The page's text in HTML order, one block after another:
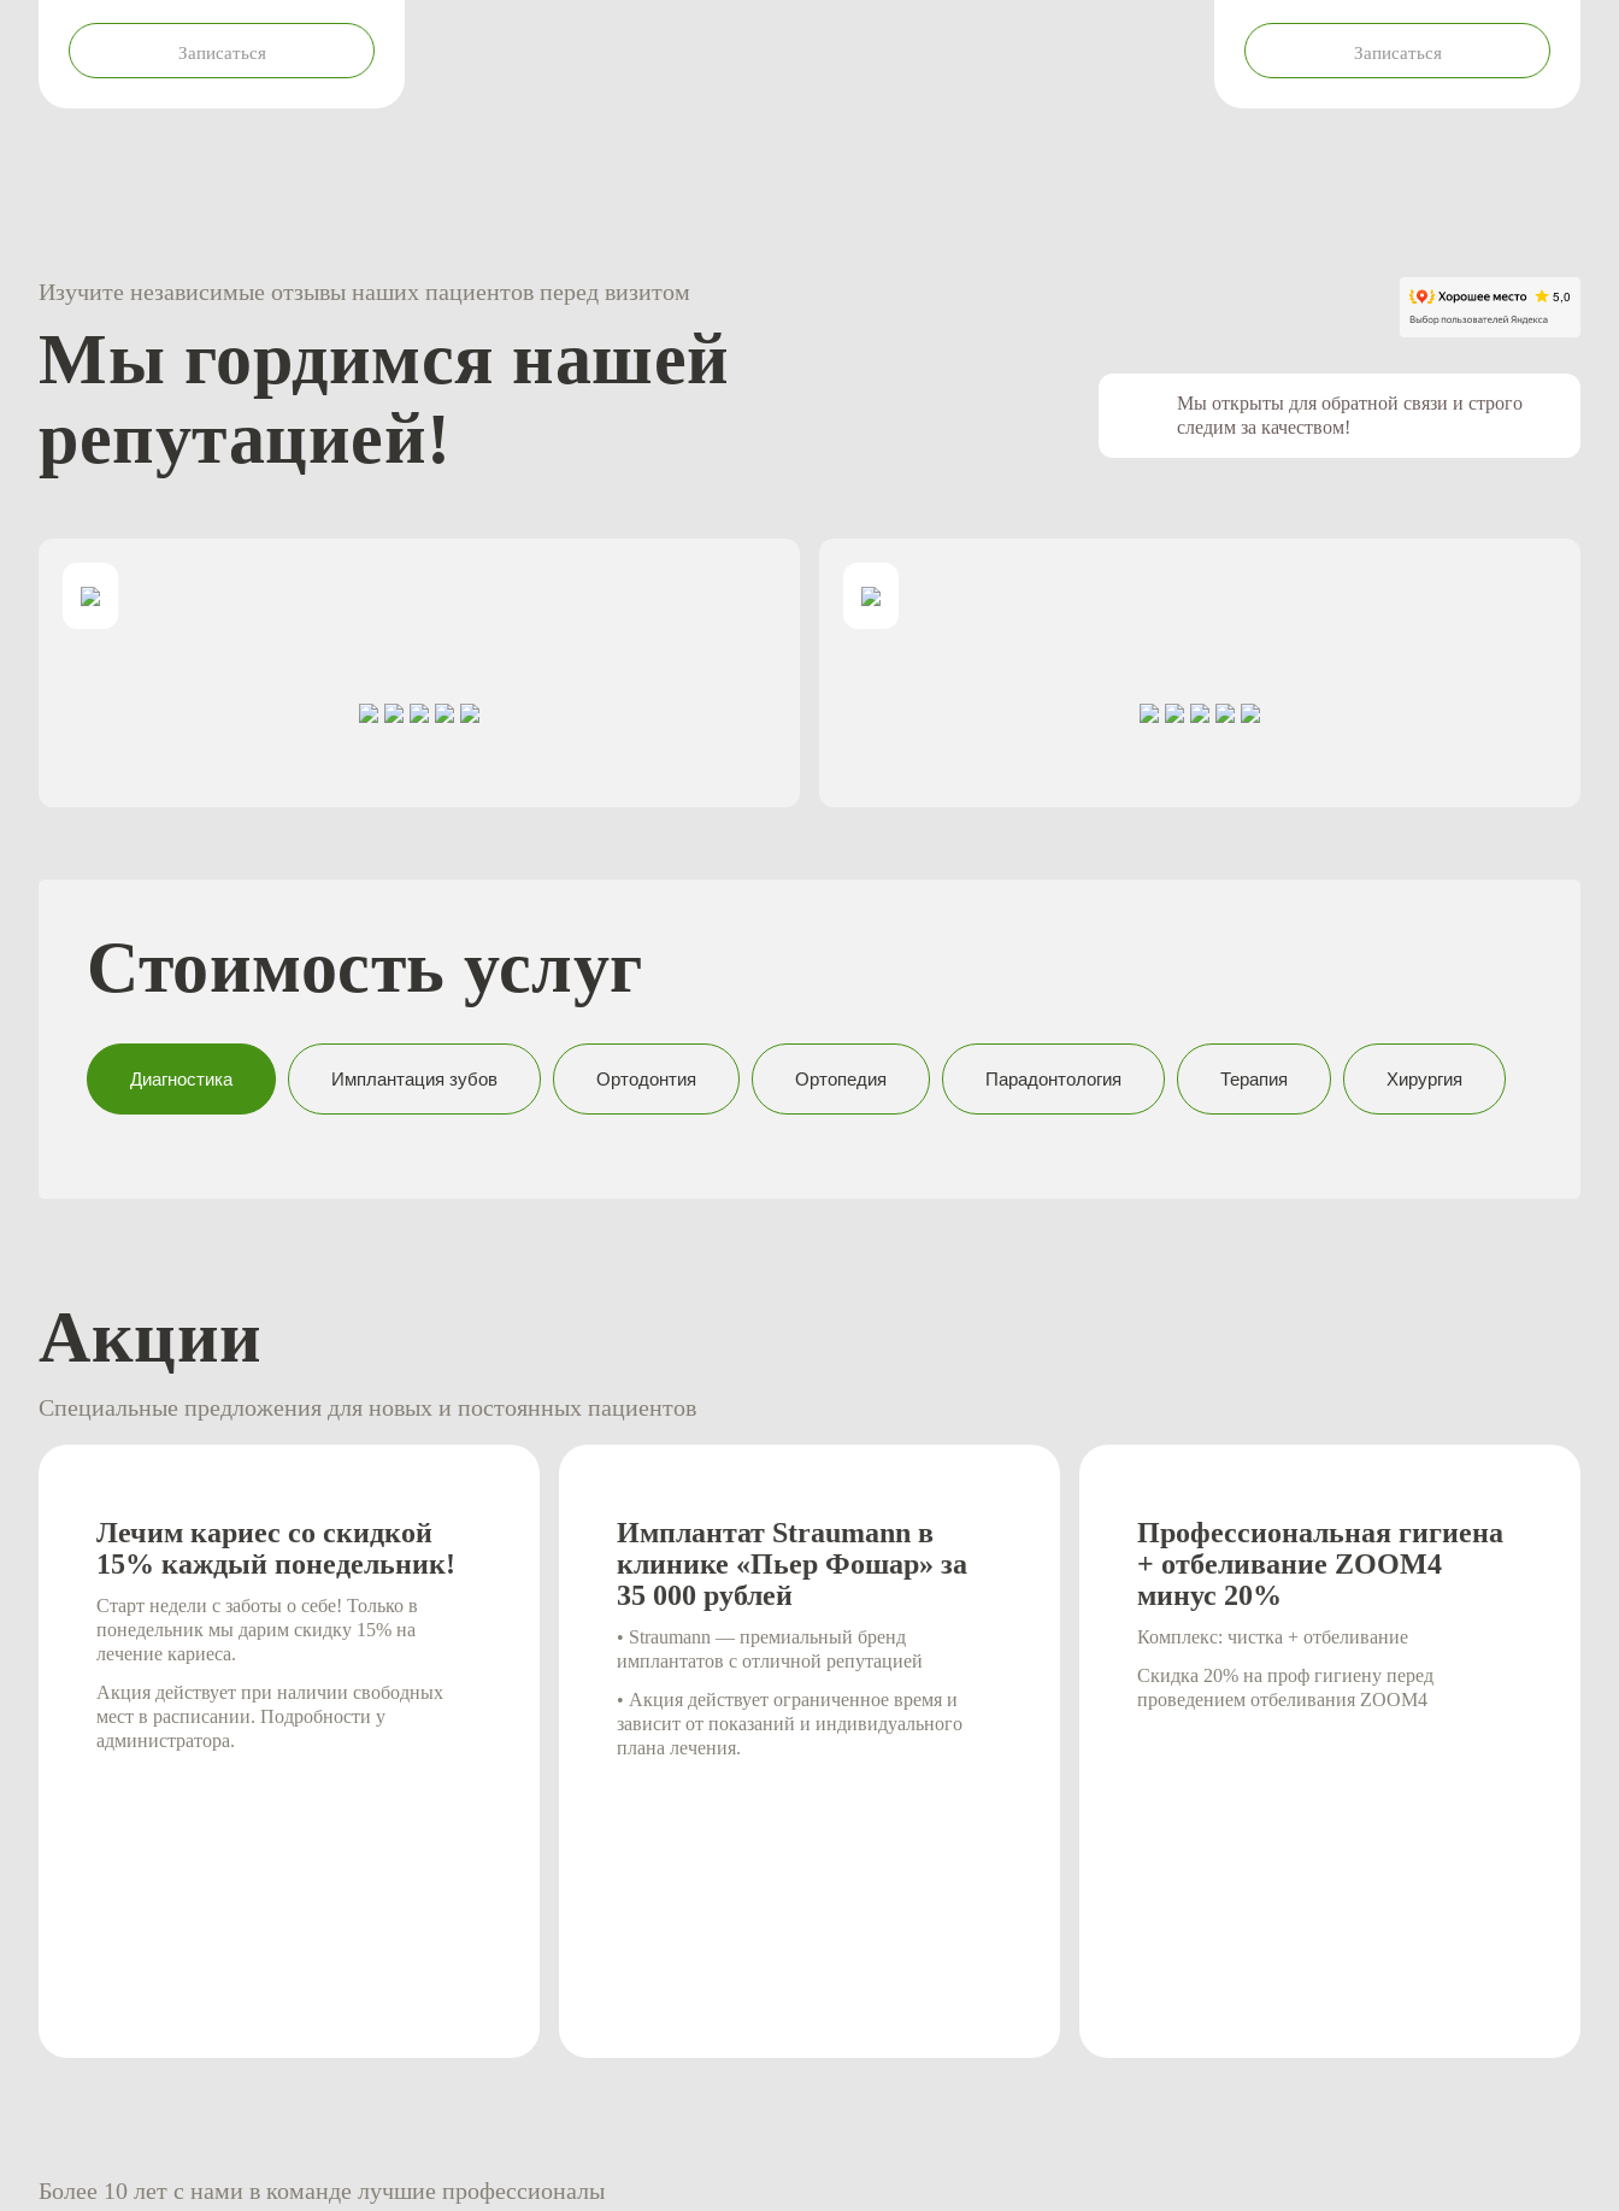
Записаться Записаться
Изучите независимые отзывы наших пациентов перед визитом
Мы гордимся нашей
репутацией!
Мы открыты для обратной связи и строго
следим за качеством!
Стоимость услуг
Диагностика Имплантация зубов Ортодонтия Ортопедия Парадонтология Терапия Хирургия
Акции
Специальные предложения для новых и постоянных пациентов
Лечим кариес со скидкой
15% каждый понедельник!
Старт недели с заботы о себе! Только в
понедельник мы дарим скидку 15% на
лечение кариеса.
Акция действует при наличии свободных
мест в расписании. Подробности у
администратора.
Имплантат Straumann в
клинике «Пьер Фошар» за
35 000 рублей
• Straumann — премиальный бренд
имплантатов с отличной репутацией
• Акция действует ограниченное время и
зависит от показаний и индивидуального
плана лечения.
Профессиональная гигиена
+ отбеливание ZOOM4
минус 20%
Комплекс: чистка + отбеливание
Скидка 20% на проф гигиену перед
проведением отбеливания ZOOM4
Более 10 лет с нами в команде лучшие профессионалы